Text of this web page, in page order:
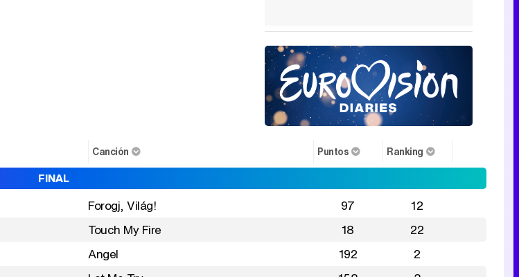
Canción Puntos Ranking
FINAL
Forogj, Világ! 97 12
Touch My Fire 18 22
Angel 192 2